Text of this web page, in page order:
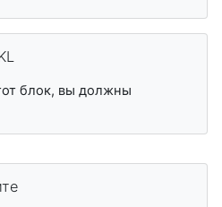
блок, вы должны